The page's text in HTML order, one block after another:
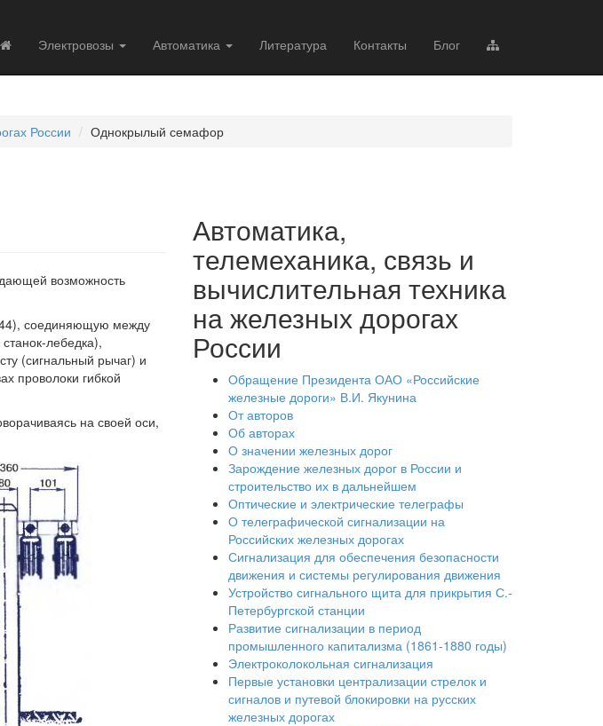
Электровозы Автоматика Литература Контакты Блог
России Однокрылый семафор
возможность
соединяющую между
лебедка),
(сигнальный рычаг) и
проволоки гибкой
на своей оси,
Автоматика,
телемеханика, связь и
вычислительная техника
на железных дорогах
России
Обращение Президента ОАО «Российские
железные дороги» В.И. Якунина
От авторов
Об авторах
О значении железных дорог
Зарождение железных дорог в России и
строительство их в дальнейшем
Оптические и электрические телеграфы
О телеграфической сигнализации на
Российских железных дорогах
Сигнализация для обеспечения безопасности
движения и системы регулирования движения
Устройство сигнального щита для прикрытия С.-
Петербургской станции
Развитие сигнализации в период
промышленного капитализма (1861-1880 годы)
Электроколокольная сигнализация
Первые установки централизации стрелок и
сигналов и путевой блокировки на русских
железных дорогах